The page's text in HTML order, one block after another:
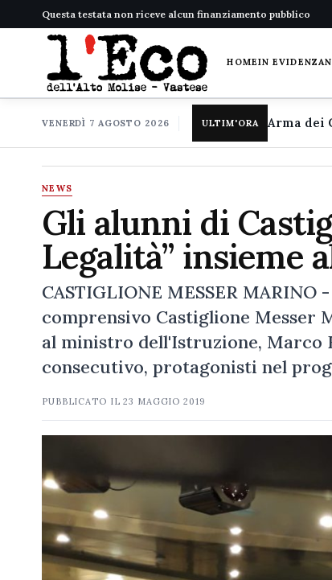
Questa testata non riceve alcun finanziamento pubblico
HOMEIN EVIDENZA
VENERDÌ 7 AGOSTO 2026 ULTIM'ORA
NEWS
Gli alunni di
Legalità” insieme
CASTIGLIONE MESSER
comprensivo Castiglione Messer
al ministro dell'Istruzione, Marco
consecutivo, protagonisti nel
PUBBLICATO IL23 MAGGIO 2019